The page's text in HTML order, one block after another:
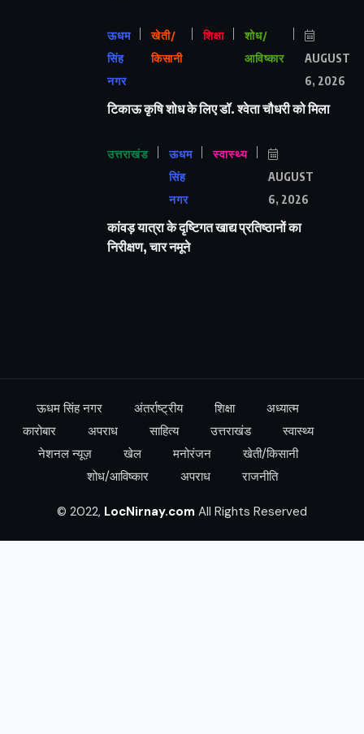
ऊधम
सिंह
नगर
खेती/
किसानी
शिक्षा
शोध/
आविष्कार
AUGUST
6, 2026
टिकाऊ कृषि शोध के लिए डॉ. श्वेता चौधरी को मिला
उत्तराखंड
ऊधम
सिंह
नगर
स्वास्थ्य
AUGUST
6, 2026
कांवड़ यात्रा के दृष्टिगत खाद्य प्रतिष्ठानों का
निरीक्षण, चार नमूने
ऊधम सिंह नगर अंतर्राष्ट्रीय शिक्षा
अध्यात्म
कारोबार
अपराध साहित्य उत्तराखंड
स्वास्थ्य
नेशनल न्यूज़
खेल मनोरंजन
खेती/किसानी
शोध/आविष्कार
अपराध राजनीति
© 2022, LocNirnay.com All Rights Reserved